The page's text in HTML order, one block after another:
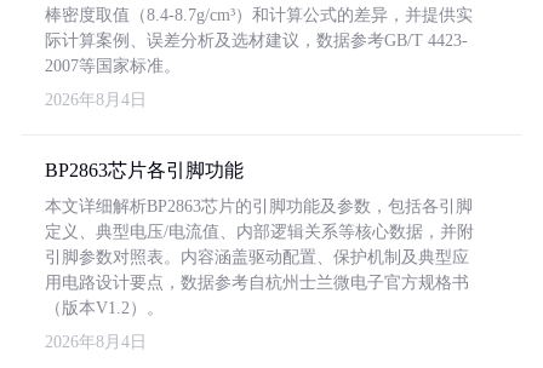
棒密度取值（8.4-8.7g/cm³）和计算公式的差异，并提供实
际计算案例、误差分析及选材建议，数据参考GB/T 4423-
2007等国家标准。
2026年8月4日
BP2863芯片各引脚功能
本文详细解析BP2863芯片的引脚功能及参数，包括各引脚
定义、典型电压/电流值、内部逻辑关系等核心数据，并附
引脚参数对照表。内容涵盖驱动配置、保护机制及典型应
用电路设计要点，数据参考自杭州士兰微电子官方规格书
（版本V1.2）。
2026年8月4日